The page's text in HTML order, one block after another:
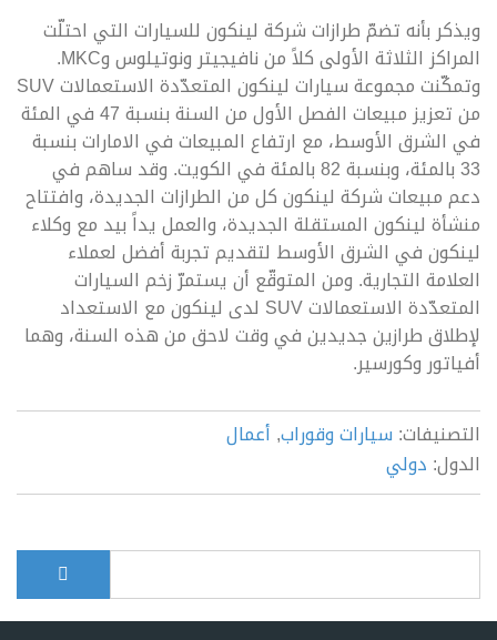
ويذكر بأنه تضمّ طرازات شركة لينكون للسيارات التي احتلّت
المراكز الثلاثة الأولى كلاً من نافيجيتر ونوتيلوس وMKC.
وتمكّنت مجموعة سيارات لينكون المتعدّدة الاستعمالات SUV
من تعزيز مبيعات الفصل الأول من السنة بنسبة 47 في المئة
في الشرق الأوسط، مع ارتفاع المبيعات في الامارات بنسبة
33 بالمئة، وبنسبة 82 بالمئة في الكويت. وقد ساهم في
دعم مبيعات شركة لينكون كل من الطرازات الجديدة، وافتتاح
منشأة لينكون المستقلة الجديدة، والعمل يداً بيد مع وكلاء
لينكون في الشرق الأوسط لتقديم تجربة أفضل لعملاء
العلامة التجارية. ومن المتوقّع أن يستمرّ زخم السيارات
المتعدّدة الاستعمالات SUV لدى لينكون مع الاستعداد
لإطلاق طرازين جديدين في وقت لاحق من هذه السنة، وهما
أفياتور وكورسير.
التصنيفات:سيارات وقوراب,أعمال
الدول:دولي
Search form بحث